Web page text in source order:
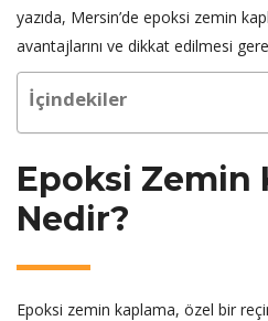
yazıda, Mersin’de epoksi zemin
avantajlarını ve dikkat edilmesi
İçindekiler
Epoksi Zemin
Nedir?
Epoksi zemin kaplama, özel bir